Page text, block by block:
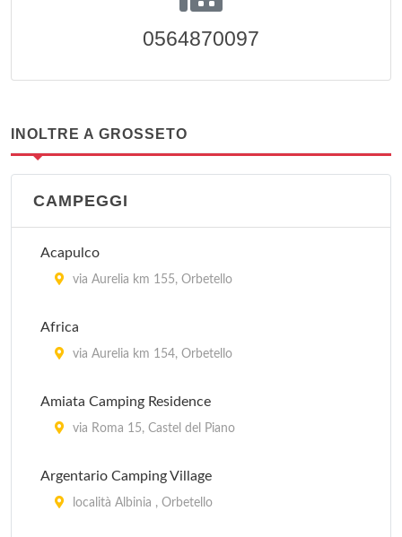
0564870097
INOLTRE A GROSSETO
CAMPEGGI
Acapulco
via Aurelia km 155, Orbetello
Africa
via Aurelia km 154, Orbetello
Amiata Camping Residence
via Roma 15, Castel del Piano
Argentario Camping Village
località Albinia , Orbetello